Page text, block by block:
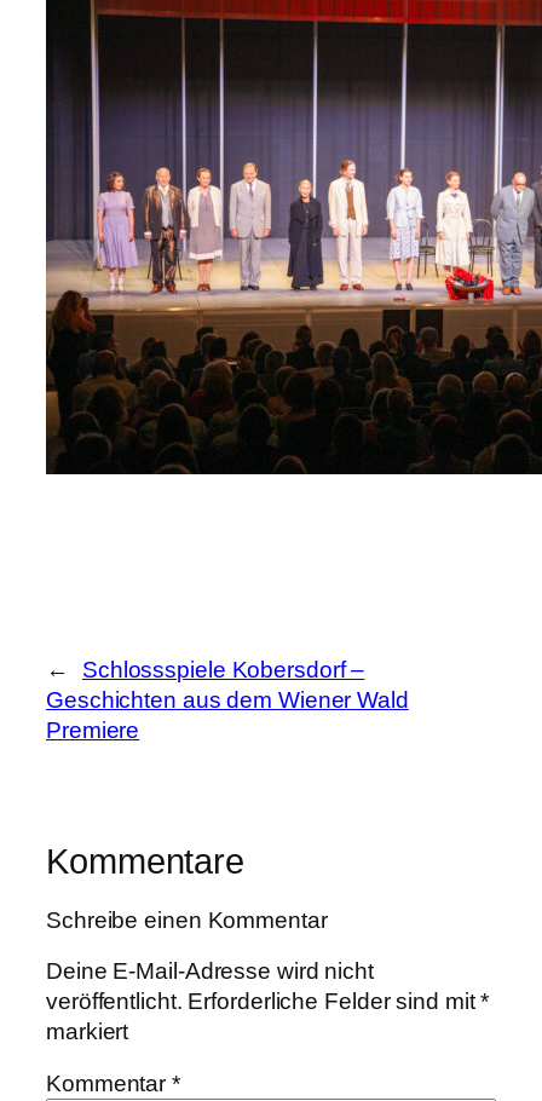
←
Schlossspiele Kobersdorf –
Geschichten aus dem Wiener Wald
Premiere
Kommentare
Schreibe einen Kommentar
Deine E-Mail-Adresse wird nicht
veröffentlicht. Erforderliche Felder sind mit*
markiert
Kommentar*